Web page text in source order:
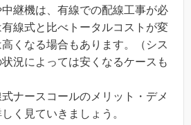
継機は、有線での配線工事が必
線式と比べトータルコストが変
くなる場合もあります。（シス
況によっては安くなるケースも
ナースコールのメリット・デメ
く見ていきましょう。